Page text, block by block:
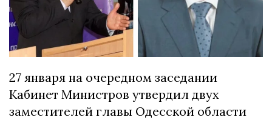
27 января на очередном заседании
Кабинет Министров утвердил двух
заместителей главы Одесской области